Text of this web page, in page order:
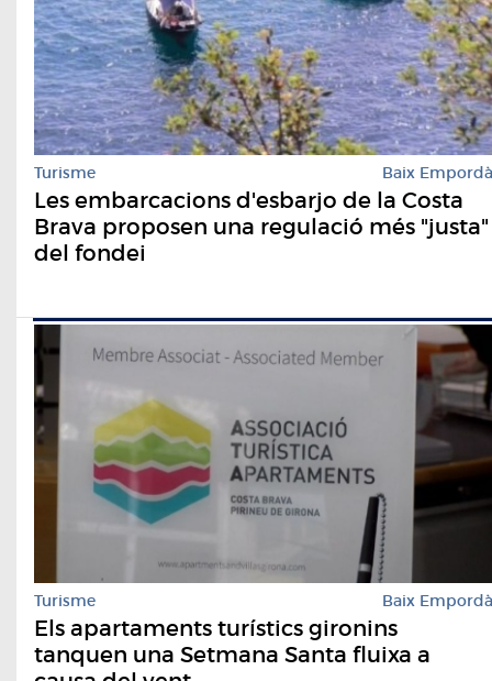
Turisme Baix Empordà
Les embarcacions d'esbarjo de la Costa
Brava proposen una regulació més "justa"
del fondei
Turisme Baix Empordà
Els apartaments turístics gironins
tanquen una Setmana Santa fluixa a